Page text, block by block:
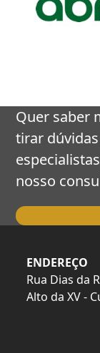
right
carousel
navigation
buttons
Quer saber
tirar
nosso
ENDEREÇO
Rua Dias da
Alto da XV -